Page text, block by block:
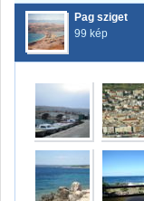
Pag sziget
99 kép